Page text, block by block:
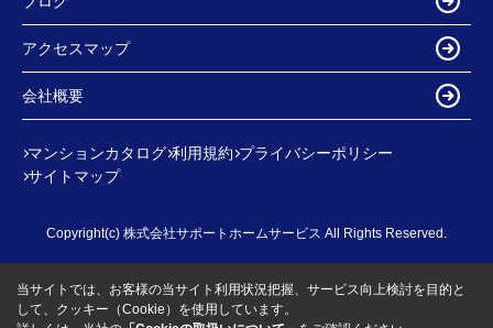
アクセスマップ
会社概要
マンションカタログ 利用規約 プライバシーポリシー
サイトマップ
Copyright(c) 株式会社サポートホームサービス All Rights Reserved.
当サイトでは、お客様の当サイト利用状況把握、サービス向上検討を目的と
して、クッキー（Cookie）を使用しています。